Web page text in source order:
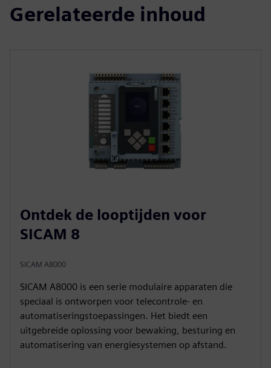
Gerelateerde inhoud
Ontdek de looptijden voor
SICAM 8
SICAM A8000
SICAM A8000 is een serie modulaire apparaten die
speciaal is ontworpen voor telecontrole- en
automatiseringstoepassingen. Het biedt een
uitgebreide oplossing voor bewaking, besturing en
automatisering van energiesystemen op afstand.